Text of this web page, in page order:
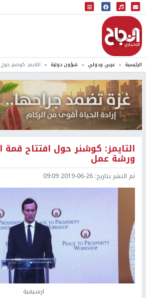
البث المباشر
إذاعة النجاح
الرئيسية عربي ودولي شؤون دولية التايمز: كوشنر
التايمز: كوشنر حول افتتاح قمة
ورشة عمل
تم النشر بتاريخ: 2019-06-26 09:09
ارشيفية